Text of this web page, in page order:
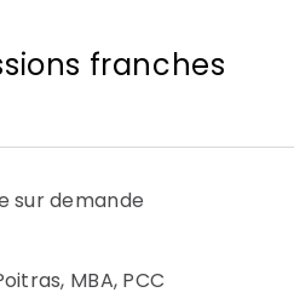
franches
sur demande
MBA, PCC